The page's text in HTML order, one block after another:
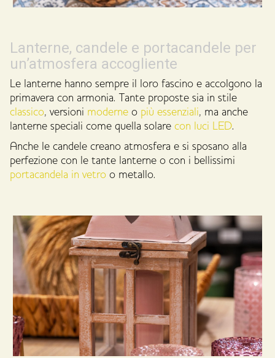
Lanterne, candele e portacandele per
un’atmosfera accogliente
Le lanterne hanno sempre il loro fascino e accolgono la
primavera con armonia. Tante proposte sia in stile
classico, versioni moderne o più essenziali, ma anche
lanterne speciali come quella solare con luci LED.
Anche le candele creano atmosfera e si sposano alla
perfezione con le tante lanterne o con i bellissimi
portacandela in vetro o metallo.